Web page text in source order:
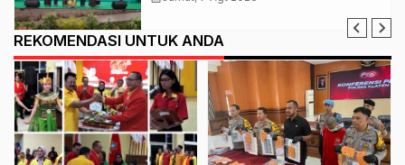
REKOMENDASI UNTUK ANDA